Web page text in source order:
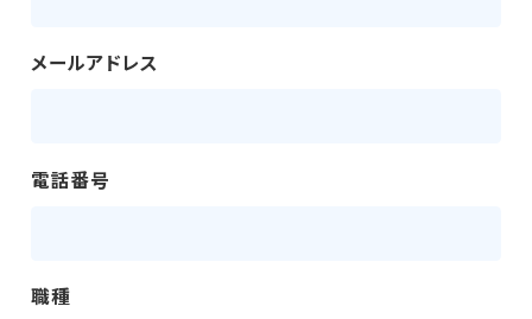
メールアドレス
電話番号
職種